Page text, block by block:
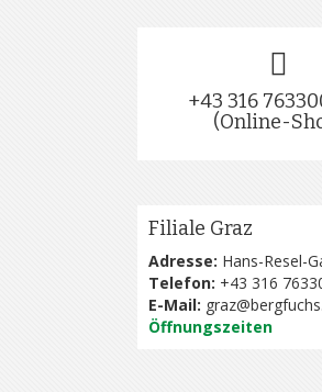
+43 316
(Online-
Filiale Graz
Adresse: Hans-Resel-
Telefon: +43 316
E-Mail:
Öffnungszeiten